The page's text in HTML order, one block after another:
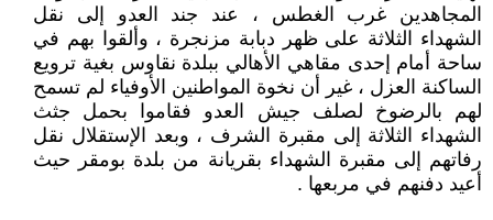
المجاهدين غرب الغطس ، عند جند العدو إلى نقل
الشهداء الثلاثة على ظهر دبابة مزنجرة ، وألقوا بهم في
ساحة أمام إحدى مقاهي الأهالي ببلدة نقاوس بغية ترويع
الساكنة العزل ، غير أن نخوة المواطنين الأوفياء لم تسمح
لهم بالرضوخ لصلف جيش العدو فقاموا بحمل جثث
الشهداء الثلاثة إلى مقبرة الشرف ، وبعد الإستقلال نقل
رفاتهم إلى مقبرة الشهداء بقريانة من بلدة بومقر حيث
أعيد دفنهم في مربعها .